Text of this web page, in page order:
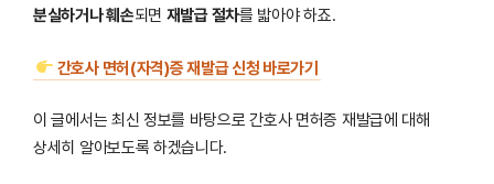
분실하거나 훼손되면 재발급 절차를 밟아야 하죠.
간호사 면허(자격)증 재발급 신청 바로가기
이 글에서는 최신 정보를 바탕으로 간호사 면허증 재발급에 대해
상세히 알아보도록 하겠습니다.